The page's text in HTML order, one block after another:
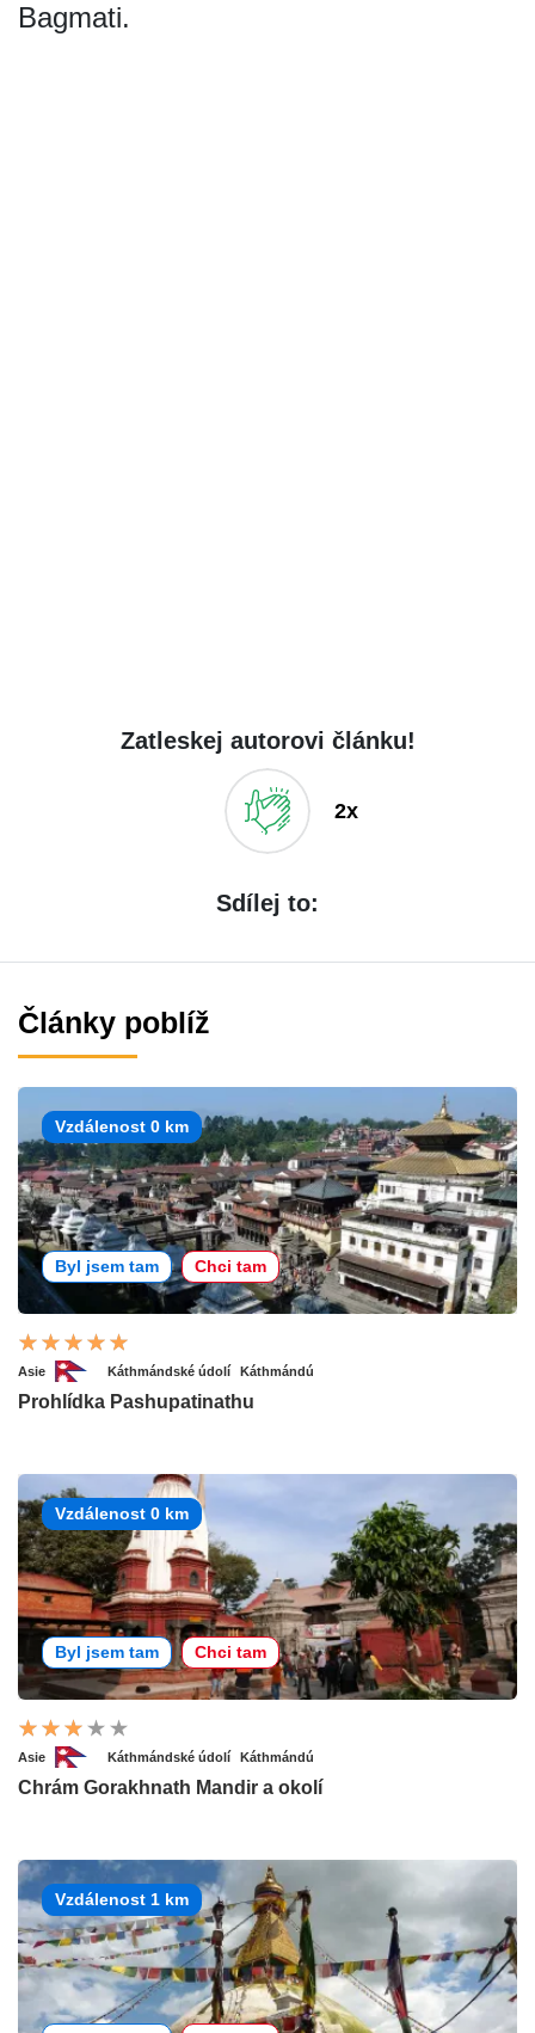
Bagmati.
Zatleskej autorovi článku!
2x
Sdílej to:
Články poblíž
Vzdálenost 0 km
Byl jsem tam Chci tam
Asie Káthmándské údolí Káthmándú
Prohlídka Pashupatinathu
Vzdálenost 0 km
Byl jsem tam Chci tam
Asie Káthmándské údolí Káthmándú
Chrám Gorakhnath Mandir a okolí
Vzdálenost 1 km